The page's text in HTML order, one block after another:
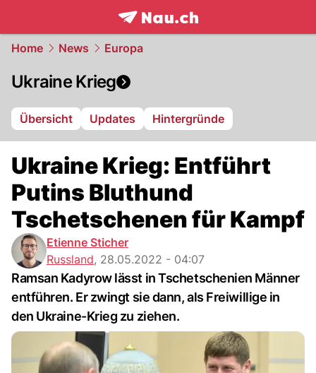
frontpage.NAU.ch
Home News Europa
Ukraine Krieg
Übersicht Updates Hintergründe
Ukraine Krieg: Entführt
Putins Bluthund
Tschetschenen für Kampf
Etienne Sticher
Russland, 28.05.2022 - 04:07
Ramsan Kadyrow lässt in Tschetschenien Männer
entführen. Er zwingt sie dann, als Freiwillige in
den Ukraine-Krieg zu ziehen.